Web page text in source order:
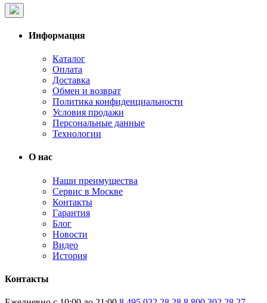
Информация
Каталог
Оплата
Доставка
Обмен и возврат
Политика конфиденциальности
Условия продажи
Персональные данные
Технологии
О нас
Наши преимущества
Сервис в Москве
Контакты
Гарантия
Блог
Новости
Видео
История
Контакты